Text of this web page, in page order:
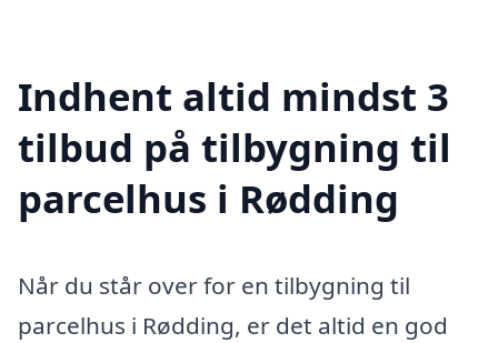
Indhent altid mindst 3
tilbud på tilbygning til
parcelhus i Rødding
Når du står over for en tilbygning til
parcelhus i Rødding, er det altid en god